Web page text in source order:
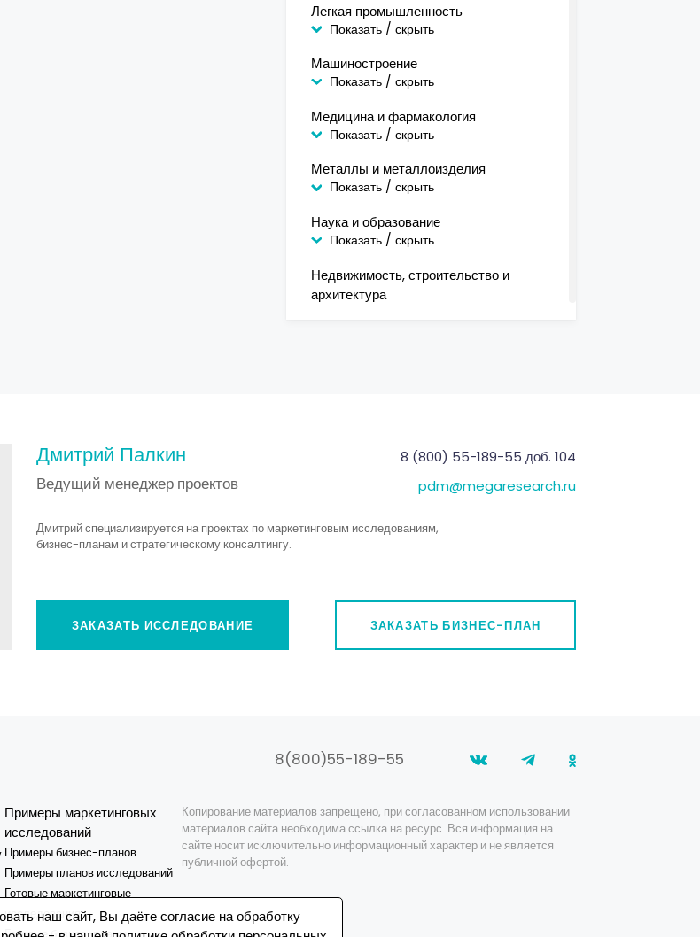
Легкая промышленность
Показать / скрыть
Машиностроение
Показать / скрыть
Медицина и фармакология
Показать / скрыть
Металлы и металлоизделия
Показать / скрыть
Наука и образование
Показать / скрыть
Недвижимость, строительство и
архитектура
Канцелярские принадлежности
Мебель для дома
Услуги для дома и офиса
Перевозки/ логистика/ таможня
Показать / скрыть
Сельское хозяйство
Сырье
Показать / скрыть
Дмитрий Палкин
Ведущий менеджер проектов
8 (800) 55-189-55 доб. 104
pdm@megaresearch.ru
Дмитрий специализируется на проектах по маркетинговым исследованиям,
бизнес-планам и стратегическому консалтингу.
ЗАКАЗАТЬ ИССЛЕДОВАНИЕ ЗАКАЗАТЬ БИЗНЕС-ПЛАН
8(800)55-189-55
Примеры маркетинговых
исследований
Примеры бизнес-планов
Примеры планов исследований
Готовые маркетинговые
исследования
Готовые бизнес-планы
Копирование материалов запрещено, при согласованном использовании
материалов сайта необходима ссылка на ресурс. Вся информация на
сайте носит исключительно информационный характер и не является
публичной офертой.
наш сайт, Вы даёте согласие на обработку